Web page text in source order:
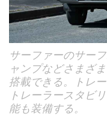
サーファーのサー
ャンプなどさまざ
搭載できる。トレ
トレーラースタビ
能も装備する。